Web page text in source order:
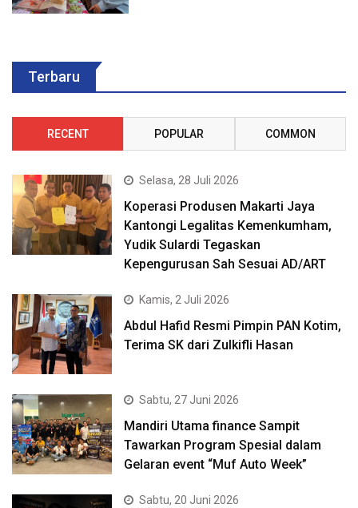
Terbaru
RECENT POPULAR COMMON
Selasa, 28 Juli 2026
Koperasi Produsen Makarti Jaya
Kantongi Legalitas Kemenkumham,
Yudik Sulardi Tegaskan
Kepengurusan Sah Sesuai AD/ART
Kamis, 2 Juli 2026
Abdul Hafid Resmi Pimpin PAN Kotim,
Terima SK dari Zulkifli Hasan
Sabtu, 27 Juni 2026
Mandiri Utama finance Sampit
Tawarkan Program Spesial dalam
Gelaran event “Muf Auto Week”
Sabtu, 20 Juni 2026